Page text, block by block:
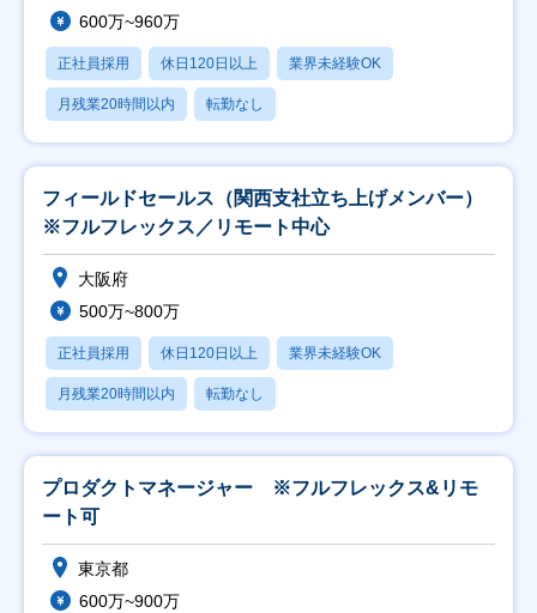
600万~960万
正社員採用 休日120日以上 業界未経験OK
月残業20時間以内 転勤なし
フィールドセールス（関西支社立ち上げメンバー）
※フルフレックス／リモート中心
大阪府
500万~800万
正社員採用 休日120日以上 業界未経験OK
月残業20時間以内 転勤なし
プロダクトマネージャー ※フルフレックス&リモ
ート可
東京都
600万~900万